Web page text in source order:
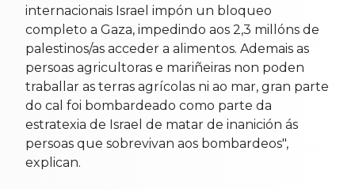
internacionais Israel impón un bloqueo
completo a Gaza, impedindo aos 2,3 millóns de
palestinos/as acceder a alimentos. Ademais as
persoas agricultoras e mariñeiras non poden
traballar as terras agrícolas ni ao mar, gran parte
do cal foi bombardeado como parte da
estratexia de Israel de matar de inanición ás
persoas que sobrevivan aos bombardeos",
explican.